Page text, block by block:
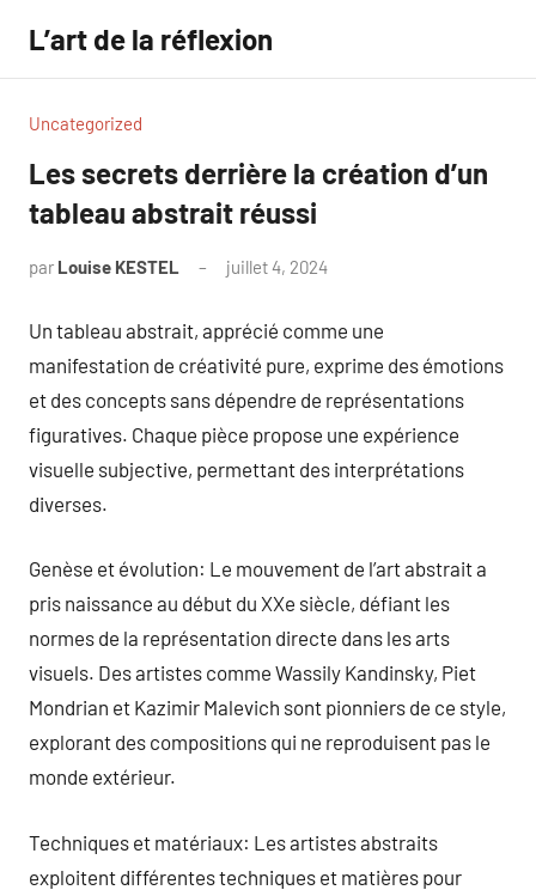
contenu
L’art de la réflexion
Uncategorized
Les secrets derrière la création d’un
tableau abstrait réussi
par Louise KESTEL juillet 4, 2024
Un tableau abstrait, apprécié comme une
manifestation de créativité pure, exprime des émotions
et des concepts sans dépendre de représentations
figuratives. Chaque pièce propose une expérience
visuelle subjective, permettant des interprétations
diverses.
Genèse et évolution: Le mouvement de l’art abstrait a
pris naissance au début du XXe siècle, défiant les
normes de la représentation directe dans les arts
visuels. Des artistes comme Wassily Kandinsky, Piet
Mondrian et Kazimir Malevich sont pionniers de ce style,
explorant des compositions qui ne reproduisent pas le
monde extérieur.
Techniques et matériaux: Les artistes abstraits
exploitent différentes techniques et matières pour